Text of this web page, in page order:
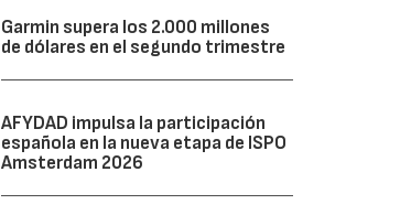
Garmin supera los 2.000 millones
de dólares en el segundo trimestre
AFYDAD impulsa la participación
española en la nueva etapa de ISPO
Amsterdam 2026